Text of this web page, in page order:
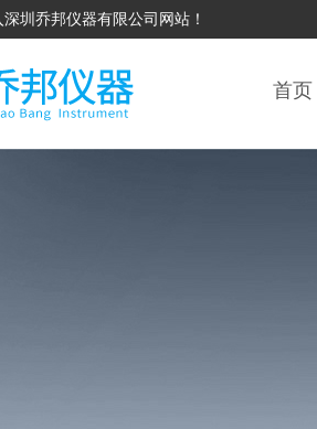
圳乔邦仪器有限公司网站！
首页